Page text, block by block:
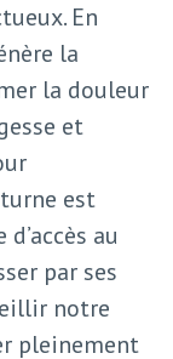
En
la
la douleur
et
est
au
par ses
notre
pleinement